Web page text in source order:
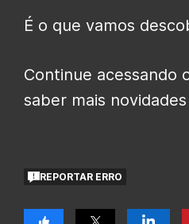
É o que vamos
Continue acessando
saber mais
REPORTAR ERRO